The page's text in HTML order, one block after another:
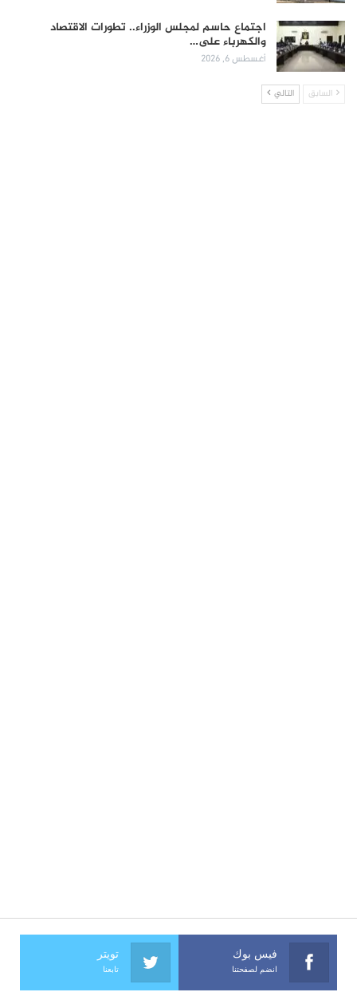
اجتماع حاسم لمجلس الوزراء.. تطورات الاقتصاد
والكهرباء على…
أغسطس 6, 2026
السابق التالي
فيس بوك
انضم لصفحتنا
تويتر
تابعنا